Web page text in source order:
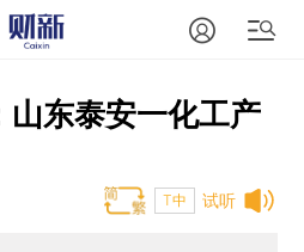
山东泰安一化工产
试听
T中